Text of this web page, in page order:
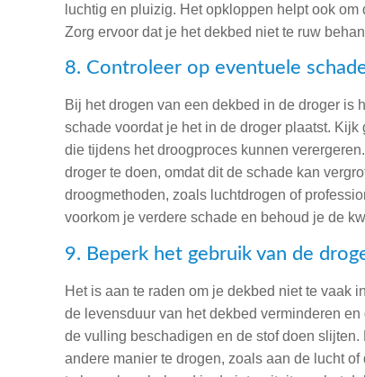
luchtig en pluizig. Het opkloppen helpt ook
Zorg ervoor dat je het dekbed niet te ruw
8. Controleer op eventuele
Bij het drogen van een dekbed in de droger is
schade voordat je het in de droger plaatst.
die tijdens het droogproces kunnen
droger te doen, omdat dit de schade kan
droogmethoden, zoals luchtdrogen of
voorkom je verdere schade en behoud je de
9. Beperk het gebruik van de
Het is aan te raden om je dekbed niet te vaak
de levensduur van het dekbed verminderen
de vulling beschadigen en de stof doen
andere manier te drogen, zoals aan de lucht